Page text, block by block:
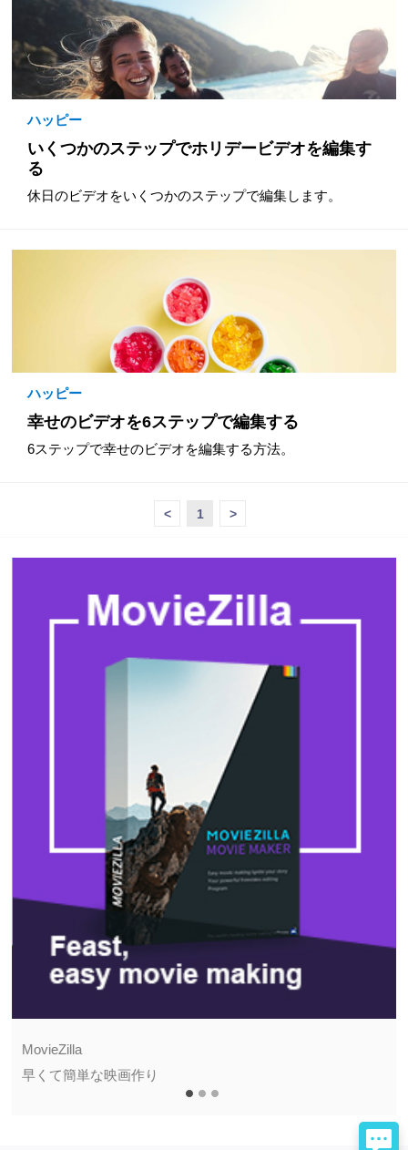
ハッピー
いくつかのステップでホリデービデオを編集す
る
休日のビデオをいくつかのステップで編集します。
ハッピー
幸せのビデオを6ステップで編集する
6ステップで幸せのビデオを編集する方法。
< 1 >
MovieZilla
早くて簡単な映画作り